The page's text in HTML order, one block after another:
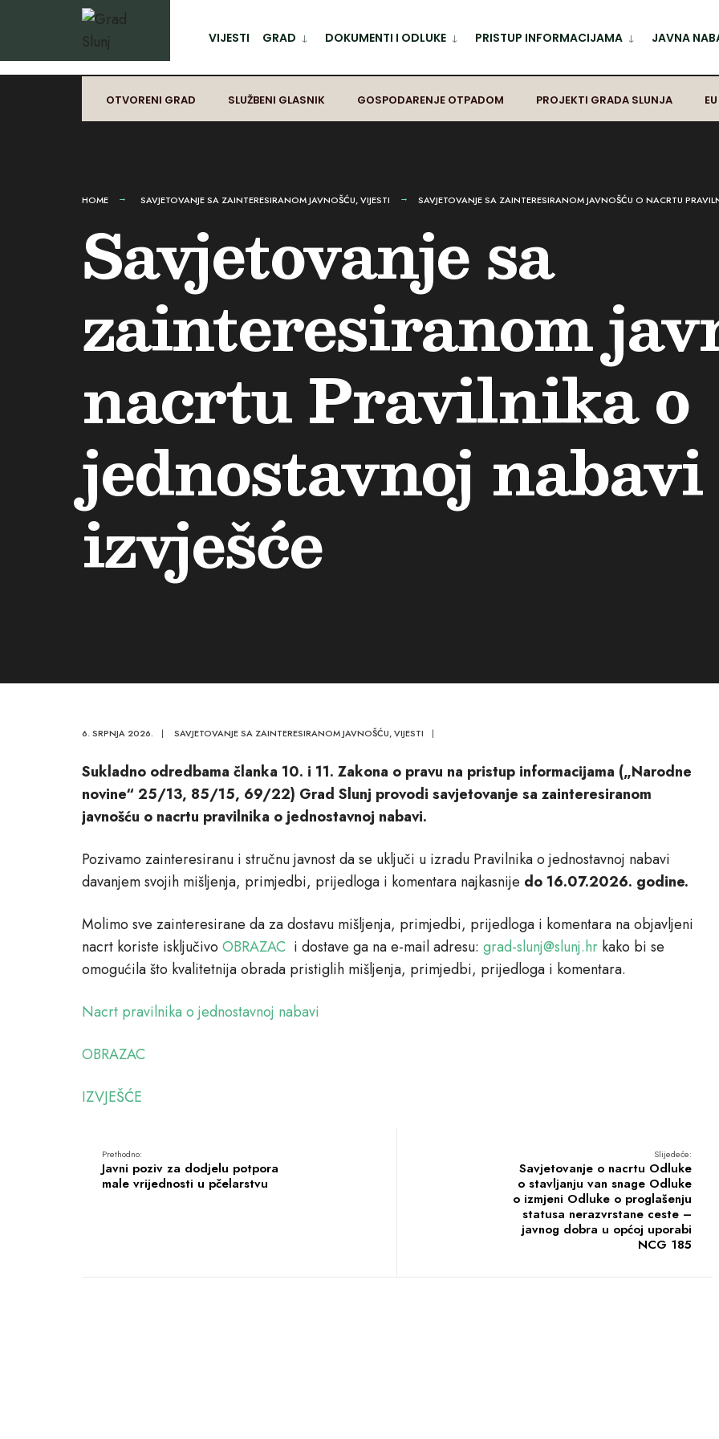
Preskoči
na
sadržaj
VIJESTI GRAD DOKUMENTI I ODLUKE PRISTUP INFORMACIJAMA JAVNA
OTVORENI GRAD SLUŽBENI GLASNIK GOSPODARENJE OTPADOM PROJEKTI GRADA SLUNJA
HOME SAVJETOVANJE SA ZAINTERESIRANOM JAVNOŠĆU,VIJESTI SAVJETOVANJE SA ZAINTERESIRANOM JAVNOŠĆU O NACRTU
Savjetovanje sa
zainteresiranom
nacrtu Pravilnika o
jednostavnoj
izvješće
6. SRPNJA 2026. | SAVJETOVANJE SA ZAINTERESIRANOM JAVNOŠĆU,VIJESTI |
Sukladno odredbama članka 10. i 11. Zakona o pravu na pristup informacijama („Narodne
novine“ 25/13, 85/15, 69/22) Grad Slunj provodi savjetovanje sa zainteresiranom
javnošću o nacrtu pravilnika o jednostavnoj nabavi.
Pozivamo zainteresiranu i stručnu javnost da se uključi u izradu Pravilnika o jednostavnoj nabavi
davanjem svojih mišljenja, primjedbi, prijedloga i komentara najkasnije do 16.07.2026. godine.
Molimo sve zainteresirane da za dostavu mišljenja, primjedbi, prijedloga i komentara na objavljeni
nacrt koriste isključivo OBRAZAC i dostave ga na e-mail adresu: grad-slunj@slunj.hr kako bi se
omogućila što kvalitetnija obrada pristiglih mišljenja, primjedbi, prijedloga i komentara.
Nacrt pravilnika o jednostavnoj nabavi
OBRAZAC
IZVJEŠĆE
Prethodno:
Javni poziv za dodjelu potpora
male vrijednosti u pčelarstvu
Slijedeće:
Savjetovanje o nacrtu Odluke
o stavljanju van snage Odluke
o izmjeni Odluke o proglašenju
statusa nerazvrstane ceste –
javnog dobra u općoj uporabi
NCG 185